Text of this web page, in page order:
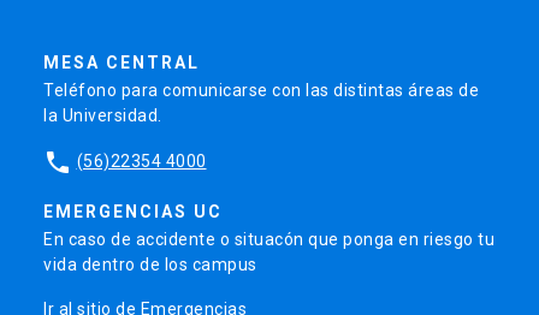
MESA CENTRAL
Teléfono para comunicarse con las distintas áreas de
la Universidad.
phone (56)22354 4000
EMERGENCIAS UC
En caso de accidente o situacón que ponga en riesgo tu
vida dentro de los campus
Ir al sitio de Emergencias